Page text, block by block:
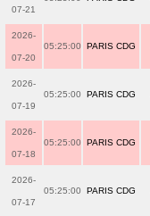
07-21
2026-
07-20
05:25:00 PARIS CDG
2026-
07-19
05:25:00 PARIS CDG
2026-
07-18
05:25:00 PARIS CDG
2026-
07-17
05:25:00 PARIS CDG